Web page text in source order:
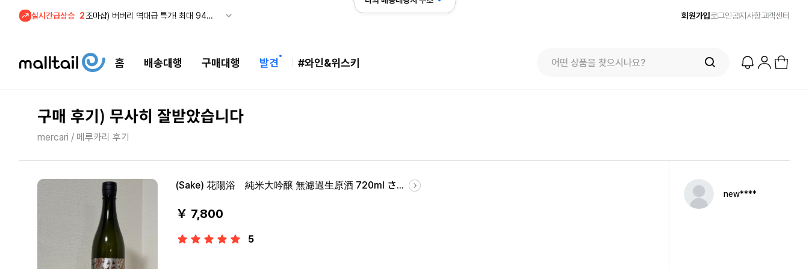
실시간급상승 3
메이시스) 폴로, 타미힐피거 등 인기 키즈 브랜드 최대 50% 할인!
1
셀프포트레이트 썸머 세일! 지수,아이유 착용 + 관세내 특가
회원가입로그인공지사항고객센터
홈 배송대행 구매대행 발견 #와인&위스키
구매 후기) 무사히 잘받았습니다
mercari / 메루카리 후기
(Sake) 花陽浴 純米大吟醸 無濾過生原酒 720ml さ...
￥ 7,800
5
new****